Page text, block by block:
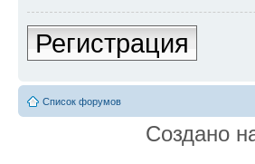
Регистрация
Список форумов
Создано